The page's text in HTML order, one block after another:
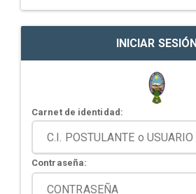
INICIAR SESIÓN
Carnet de identidad:
Contraseña: